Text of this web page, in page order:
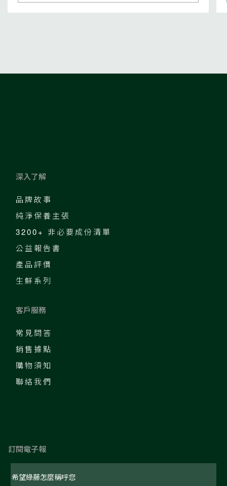
深入了解
品牌故事
純淨保養主張
3200+ 非必要成份清單
公益報告書
產品評價
生鮮系列
客戶服務
常見問答
銷售據點
購物須知
聯絡我們
訂閱電子報